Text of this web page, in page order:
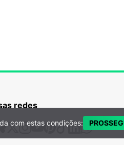
redes
Redes Sociais
Bsky
X Instagram
Youtube
Pinterest
TiktokLinkedin
com estas condições: